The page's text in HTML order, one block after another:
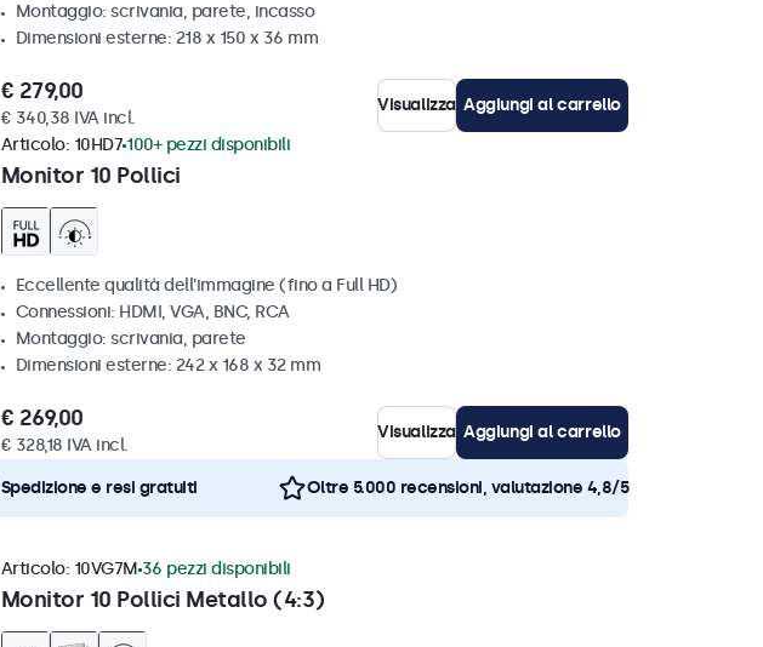
Montaggio: scrivania, parete, incasso
Dimensioni esterne: 218 x 150 x 36 mm
€ 279,00
€ 340,38 IVA incl.
Visualizza Aggiungi al carrello
Monitor 10 Pollici
Articolo: 10HD7 100+ pezzi disponibili
Eccellente qualità dell'immagine (fino a Full HD)
Connessioni: HDMI, VGA, BNC, RCA
Montaggio: scrivania, parete
Dimensioni esterne: 242 x 168 x 32 mm
€ 269,00
€ 328,18 IVA incl.
Visualizza Aggiungi al carrello
Spedizione e resi gratuiti Oltre 5.000 recensioni, valutazione 4,8/5
Monitor 10 Pollici Metallo (4:3)
Articolo: 10VG7M 36 pezzi disponibili